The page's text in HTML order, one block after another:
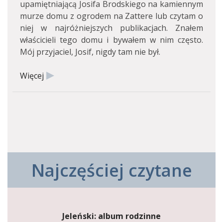
upamiętniającą Josifa Brodskiego na kamiennym
murze domu z ogrodem na Zattere lub czytam o
niej w najróżniejszych publikacjach. Znałem
właścicieli tego domu i bywałem w nim często.
Mój przyjaciel, Josif, nigdy tam nie był.
Więcej
Najczęściej czytane
Jeleński: album rodzinne